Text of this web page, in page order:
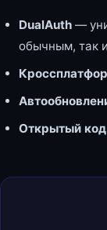
DualAuth —
обычным, так
Открытый код